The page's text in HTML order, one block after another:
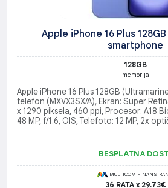
Apple iPhone 16 Plus
smartphone
128GB
memorija
Apple iPhone 16 Plus 128GB
telefon (MXVX3SX/A), Ekran: Super
x 1290 piksela, 460 ppi, Procesor: A18
48 MP, f/1.6, OIS, Telefoto: 12 MP, 2x
BESPLATNA
MULTICOM
36 RATA x 29.73€